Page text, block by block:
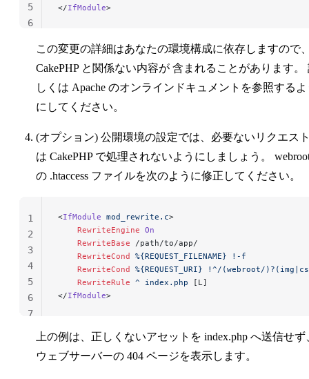
</IfModule>
5
6
この変更の詳細はあなたの環境構成に依存しますので
CakePHP と関係ない内容が 含まれることがあります。
しくは Apache のオンラインドキュメントを参照する
にしてください。
(オプション) 公開環境の設定では、必要ないリクエス
は CakePHP で処理されないようにしましょう。
の .htaccess ファイルを次のように修正してください。
<IfModule mod_rewrite.c>
    RewriteEngine
On
    RewriteBase
/path/to/app/
    RewriteCond
%{REQUEST_FILENAME} !-f
    RewriteCond
%{REQUEST_URI} !^/(webroot/
    RewriteRule
^ index.php [L]
</IfModule>
1
2
3
4
5
6
7
上の例は、正しくないアセットを index.php へ送信せず
ウェブサーバーの 404 ページを表示します。